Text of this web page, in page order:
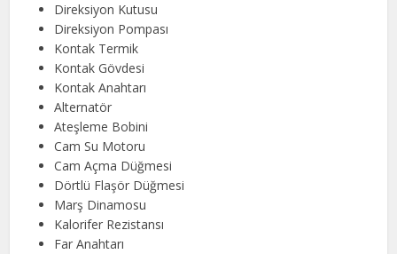
Direksiyon Kutusu
Direksiyon Pompası
Kontak Termik
Kontak Gövdesi
Kontak Anahtarı
Alternatör
Ateşleme Bobini
Cam Su Motoru
Cam Açma Düğmesi
Dörtlü Flaşör Düğmesi
Marş Dinamosu
Kalorifer Rezistansı
Far Anahtarı